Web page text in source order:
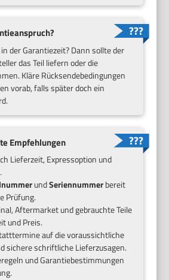
der Garantiezeit? Dann sollte der
das Teil liefern oder die
Kläre Rücksendebedingungen
vorab, falls später doch ein
Empfehlungen
Lieferzeit, Expressoption und
undSeriennummerbereit
Prüfung.
Aftermarket und gebrauchte Teile
und Preis.
auf die voraussichtliche
sichere schriftliche Lieferzusagen.
und Garantiebestimmungen